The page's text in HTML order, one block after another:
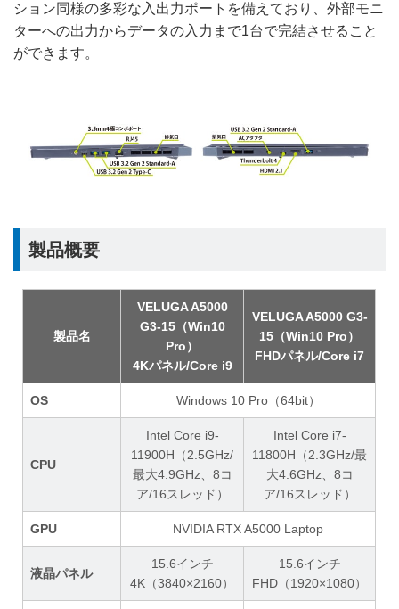
ション同様の多彩な入出力ポートを備えており、外部モニ
ターへの出力からデータの入力まで1台で完結させること
ができます。
製品概要
製品名
VELUGA A5000
G3-15（Win10
Pro）
4Kパネル/Core i9
VELUGA A5000 G3-
15（Win10 Pro）
FHDパネル/Core i7
OS Windows 10 Pro（64bit）
CPU
Intel Core i9-
11900H（2.5GHz/
最大4.9GHz、8コ
ア/16スレッド）
Intel Core i7-
11800H（2.3GHz/最
大4.6GHz、8コ
ア/16スレッド）
GPU NVIDIA RTX A5000 Laptop
液晶パネル
15.6インチ
4K（3840×2160）
15.6インチ
FHD（1920×1080）